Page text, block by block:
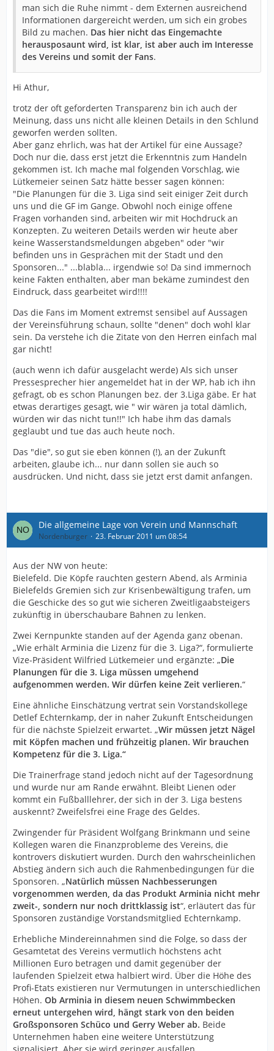
man sich die Ruhe nimmt - dem Externen ausreichend
Informationen dargereicht werden, um sich ein grobes
Bild zu machen. Das hier nicht das Eingemachte
herausposaunt wird, ist klar, ist aber auch im Interesse
des Vereins und somit der Fans.
Hi Athur,
trotz der oft geforderten Transparenz bin ich auch der
Meinung, dass uns nicht alle kleinen Details in den Schlund
geworfen werden sollten.
Aber ganz ehrlich, was hat der Artikel für eine Aussage?
Doch nur die, dass erst jetzt die Erkenntnis zum Handeln
gekommen ist. Ich mache mal folgenden Vorschlag, wie
Lütkemeier seinen Satz hätte besser sagen können:
"Die Planungen für die 3. Liga sind seit einiger Zeit durch
uns und die GF im Gange. Obwohl noch einige offene
Fragen vorhanden sind, arbeiten wir mit Hochdruck an
Konzepten. Zu weiteren Details werden wir heute aber
keine Wasserstandsmeldungen abgeben" oder "wir
befinden uns in Gesprächen mit der Stadt und den
Sponsoren..." ...blabla... irgendwie so! Da sind immernoch
keine Fakten enthalten, aber man bekäme zumindest den
Eindruck, dass gearbeitet wird!!!!
Das die Fans im Moment extremst sensibel auf Aussagen
der Vereinsführung schaun, sollte "denen" doch wohl klar
sein. Da verstehe ich die Zitate von den Herren einfach mal
gar nicht!
(auch wenn ich dafür ausgelacht werde) Als sich unser
Pressesprecher hier angemeldet hat in der WP, hab ich ihn
gefragt, ob es schon Planungen bez. der 3.Liga gäbe. Er hat
etwas derartiges gesagt, wie " wir wären ja total dämlich,
würden wir das nicht tun!!" Ich habe ihm das damals
geglaubt und tue das auch heute noch.
Das "die", so gut sie eben können (!), an der Zukunft
arbeiten, glaube ich... nur dann sollen sie auch so
ausdrücken. Und nicht, dass sie jetzt erst damit anfangen.
Die allgemeine Lage von Verein und Mannschaft
Nordenburger 23. Februar 2011 um 08:54
Aus der NW von heute:
Bielefeld. Die Köpfe rauchten gestern Abend, als Arminia
Bielefelds Gremien sich zur Krisenbewältigung trafen, um
die Geschicke des so gut wie sicheren Zweitligaabsteigers
zukünftig in überschaubare Bahnen zu lenken.
Zwei Kernpunkte standen auf der Agenda ganz obenan.
„Wie erhält Arminia die Lizenz für die 3. Liga?“, formulierte
Vize-Präsident Wilfried Lütkemeier und ergänzte: „Die
Planungen für die 3. Liga müssen umgehend
aufgenommen werden. Wir dürfen keine Zeit verlieren.“
Eine ähnliche Einschätzung vertrat sein Vorstandskollege
Detlef Echternkamp, der in naher Zukunft Entscheidungen
für die nächste Spielzeit erwartet. „Wir müssen jetzt Nägel
mit Köpfen machen und frühzeitig planen. Wir brauchen
Kompetenz für die 3. Liga.“
Die Trainerfrage stand jedoch nicht auf der Tagesordnung
und wurde nur am Rande erwähnt. Bleibt Lienen oder
kommt ein Fußballlehrer, der sich in der 3. Liga bestens
auskennt? Zweifelsfrei eine Frage des Geldes.
Zwingender für Präsident Wolfgang Brinkmann und seine
Kollegen waren die Finanzprobleme des Vereins, die
kontrovers diskutiert wurden. Durch den wahrscheinlichen
Abstieg ändern sich auch die Rahmenbedingungen für die
Sponsoren. „Natürlich müssen Nachbesserungen
vorgenommen werden, da das Produkt Arminia nicht mehr
zweit-, sondern nur noch drittklassig ist“, erläutert das für
Sponsoren zuständige Vorstandsmitglied Echternkamp.
Erhebliche Mindereinnahmen sind die Folge, so dass der
Gesamtetat des Vereins vermutlich höchstens acht
Millionen Euro betragen und damit gegenüber der
laufenden Spielzeit etwa halbiert wird. Über die Höhe des
Profi-Etats existieren nur Vermutungen in unterschiedlichen
Höhen. Ob Arminia in diesem neuen Schwimmbecken
erneut untergehen wird, hängt stark von den beiden
Großsponsoren Schüco und Gerry Weber ab. Beide
Unternehmen haben eine weitere Unterstützung